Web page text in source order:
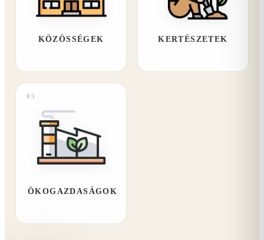
KÖZÖSSÉGEK KERTÉSZETEK
05
ÖKOGAZDASÁGOK